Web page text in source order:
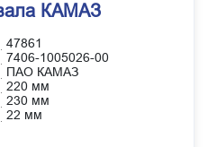
КАМАЗ
47861
7406-1005026-00
ПАО КАМАЗ
220 мм
230 мм
22 мм